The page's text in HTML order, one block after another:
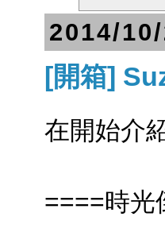
2014/
[開箱]
在開始介
====時光